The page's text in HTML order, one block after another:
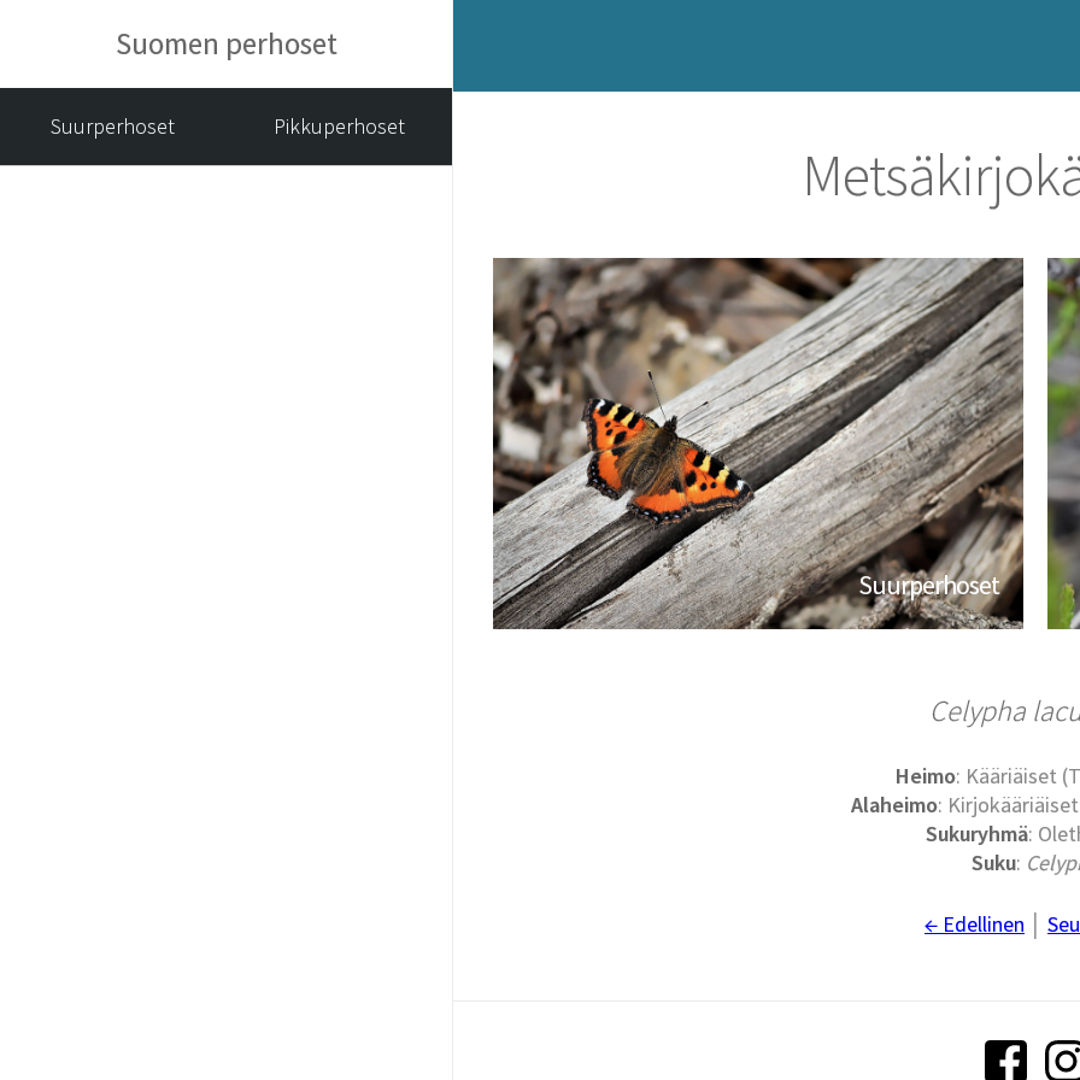
Suomen perhoset
Suurperhoset Pikkuperhoset
Suurperhoset
Celypha
Heimo: Kääriäiset
Alaheimo:
Sukuryhmä:
Suku:
← Edellinen